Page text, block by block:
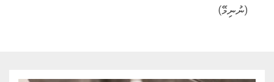
(ނުނިމޭ)